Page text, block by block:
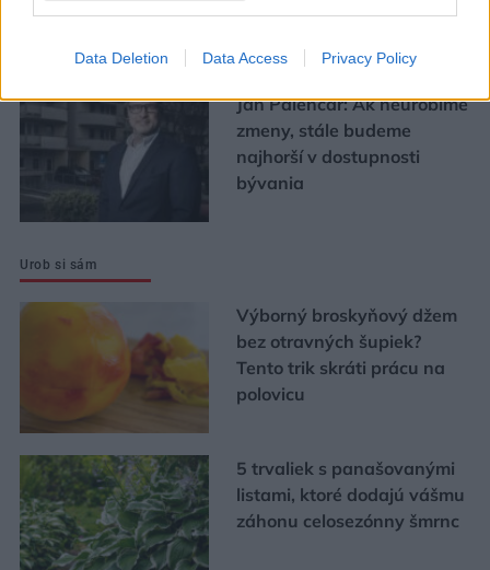
Data Deletion Data Access Privacy Policy
Ján Palenčár: Ak neurobíme
zmeny, stále budeme
najhorší v dostupnosti
bývania
Urob si sám
Výborný broskyňový džem
bez otravných šupiek?
Tento trik skráti prácu na
polovicu
5 trvaliek s panašovanými
listami, ktoré dodajú vášmu
záhonu celosezónny šmrnc